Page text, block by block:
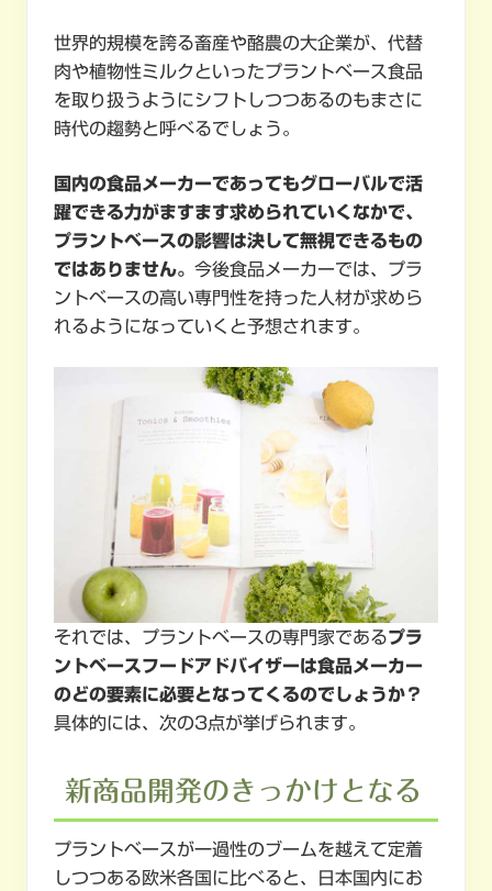
世界的規模を誇る畜産や酪農の大企業が、代替
肉や植物性ミルクといったプラントベース食品
を取り扱うようにシフトしつつあるのもまさに
時代の趨勢と呼べるでしょう。
国内の食品メーカーであってもグローバルで活
躍できる力がますます求められていくなかで、
プラントベースの影響は決して無視できるもの
ではありません。 今後食品メーカーでは、プラ
ントベースの高い専門性を持った人材が求めら
れるようになっていくと予想されます。
それでは、プラントベースの専門家であるプラ
ントベースフードアドバイザーは食品メーカー
のどの要素に必要となってくるのでしょうか？
具体的には、次の3点が挙げられます。
新商品開発のきっかけとなる
プラントベースが一過性のブームを越えて定着
しつつある欧米各国に比べると、日本国内にお